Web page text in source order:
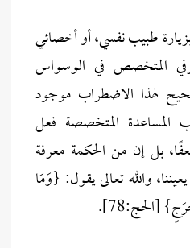
طبيب نفسي، أو أخصائي
المتخصص في الوسواس
لهذا الاضطراب موجود
المساعدة المتخصصة فعل
بل إن من الحكمة معرفة
والله تعالى يقول: {وَمَا
[الحج:78].